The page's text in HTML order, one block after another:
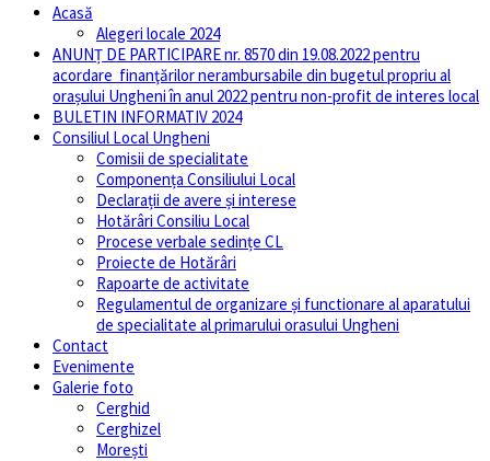
Acasă
Alegeri locale 2024
ANUNȚ DE PARTICIPARE nr. 8570 din 19.08.2022 pentru
acordare finanţărilor nerambursabile din bugetul propriu al
orașului Ungheni în anul 2022 pentru non-profit de interes local
BULETIN INFORMATIV 2024
Consiliul Local Ungheni
Comisii de specialitate
Componența Consiliului Local
Declarații de avere și interese
Hotărâri Consiliu Local
Procese verbale sedințe CL
Proiecte de Hotărâri
Rapoarte de activitate
Regulamentul de organizare și functionare al aparatului
de specialitate al primarului orasului Ungheni
Contact
Evenimente
Galerie foto
Cerghid
Cerghizel
Morești